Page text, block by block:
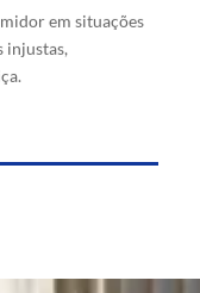
em situações
injustas,
comerciais
e justiça.